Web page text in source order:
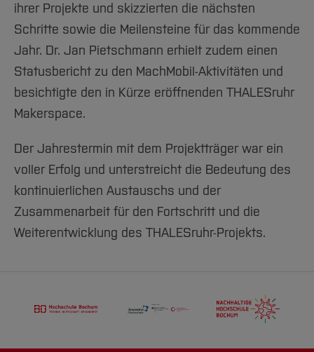
ihrer Projekte und skizzierten die nächsten
Schritte sowie die Meilensteine für das kommende
Jahr. Dr. Jan Pietschmann erhielt zudem einen
Statusbericht zu den MachMobil-Aktivitäten und
besichtigte den in Kürze eröffnenden THALESruhr
Makerspace.
Der Jahrestermin mit dem Projektträger war ein
voller Erfolg und unterstreicht die Bedeutung des
kontinuierlichen Austauschs und der
Zusammenarbeit für den Fortschritt und die
Weiterentwicklung des THALESruhr-Projekts.